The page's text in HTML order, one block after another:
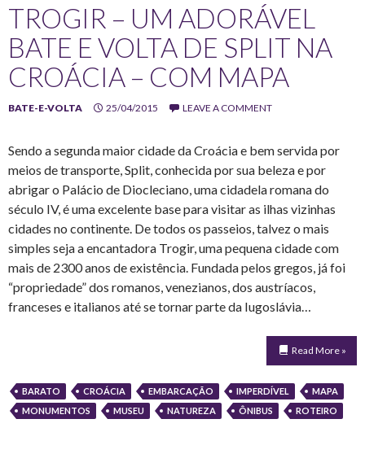
TROGIR – UM ADORÁVEL
BATE E VOLTA DE SPLIT NA
CROÁCIA – COM MAPA
BATE-E-VOLTA 25/04/2015 LEAVE A COMMENT
Sendo a segunda maior cidade da Croácia e bem servida por
meios de transporte, Split, conhecida por sua beleza e por
abrigar o Palácio de Diocleciano, uma cidadela romana do
século IV, é uma excelente base para visitar as ilhas vizinhas
cidades no continente. De todos os passeios, talvez o mais
simples seja a encantadora Trogir, uma pequena cidade com
mais de 2300 anos de existência. Fundada pelos gregos, já foi
“propriedade” dos romanos, venezianos, dos austríacos,
franceses e italianos até se tornar parte da Iugoslávia…
Read More »
BARATO CROÁCIA EMBARCAÇÃO IMPERDÍVEL
MAPA
MONUMENTOS
MUSEU NATUREZA ÔNIBUS ROTEIRO